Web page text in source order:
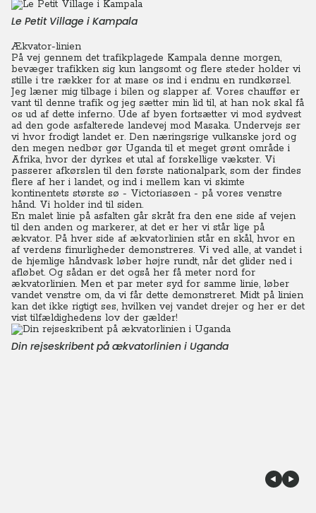
Le Petit Village i Kampala
Ækvator-linien
På vej gennem det trafikplagede Kampala denne morgen,
bevæger trafikken sig kun langsomt og flere steder holder vi
stille i tre rækker for at mase os ind i endnu en rundkørsel.
Jeg læner mig tilbage i bilen og slapper af. Vores chauffør er
vant til denne trafik og jeg sætter min lid til, at han nok skal få
os ud af dette inferno. Ude af byen fortsætter vi mod sydvest
ad den gode asfalterede landevej mod Masaka. Undervejs ser
vi hvor frodigt landet er. Den næringsrige vulkanske jord og
den megen nedbør gør Uganda til et meget grønt område i
Afrika, hvor der dyrkes et utal af forskellige vækster. Vi
passerer afkørslen til den første nationalpark, som der findes
flere af her i landet, og ind i mellem kan vi skimte
kontinentets største sø - Victoriasøen - på vores venstre
hånd. Vi holder ind til siden.
En malet linie på asfalten går skråt fra den ene side af vejen
til den anden og markerer, at det er her vi står lige på
ækvator. På hver side af ækvatorlinien står en skål, hvor en
af verdens finurligheder demonstreres. Vi ved alle, at vandet i
de hjemlige håndvask løber højre rundt, når det glider ned i
afløbet. Og sådan er det også her få meter nord for
ækvatorlinien. Men et par meter syd for samme linie, løber
vandet venstre om, da vi får dette demonstreret. Midt på linien
kan det ikke rigtigt ses, hvilken vej vandet drejer og her er det
vist tilfældighedens lov der gælder!
Din rejseskribent på ækvatorlinien i Uganda